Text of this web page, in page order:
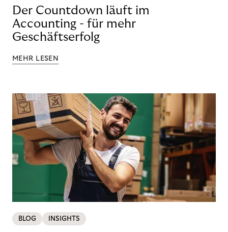
Der Countdown läuft im
Accounting - für mehr
Geschäftserfolg
MEHR LESEN
BLOG INSIGHTS